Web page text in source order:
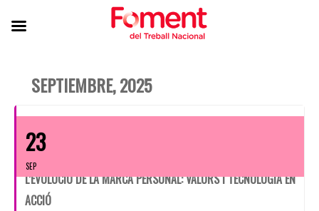
SEPTIEMBRE, 2025
23
SEP
L’EVOLUCIÓ DE LA MARCA PERSONAL: VALORS I TECNOLOGIA EN
ACCIÓ